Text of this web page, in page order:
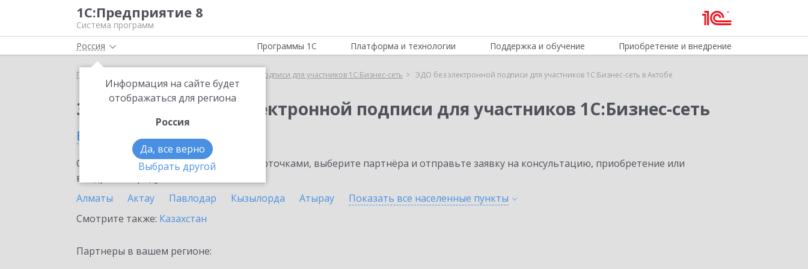
1С:Предприятие 8
Система программ
Россия
Информация на сайте будет
отображаться для региона
Россия
Да, все верно
Выбрать другой
Программы 1С Платформа и технологии Поддержка и обучение Приобретение и внедрение
Главная ЭДО без электронной подписи для участников 1С:Бизнес-сеть ЭДО без электронной подписи для участников 1С:Бизнес-сеть в Актобе
Заказать ЭДО без электронной подписи для участников 1С:Бизнес-сеть
в Актобе
Ознакомьтесь с информационными карточками, выберите партнёра и отправьте заявку на консультацию, приобретение или
внедрение продукта.
Алматы
Актау Павлодар Кызылорда Атырау Показать все населенные пункты
Смотрите также: Казахстан
Партнеры в вашем регионе: